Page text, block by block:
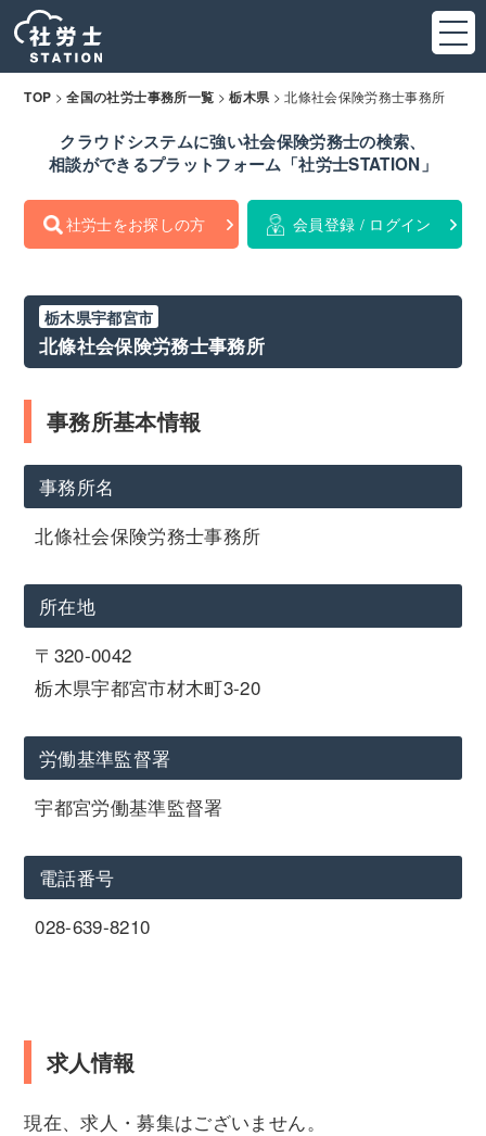
TOP >全国の社労士事務所一覧 >栃木県 >北條社会保険労務士事務所
クラウドシステムに強い社会保険労務士の検索、
相談ができるプラットフォーム「社労士STATION」
社労士をお探しの方 会員登録 / ログイン
栃木県宇都宮市
北條社会保険労務士事務所
事務所基本情報
事務所名
北條社会保険労務士事務所
所在地
〒320-0042
栃木県宇都宮市材木町3-20
労働基準監督署
宇都宮労働基準監督署
電話番号
028-639-8210
求人情報
現在、求人・募集はございません。